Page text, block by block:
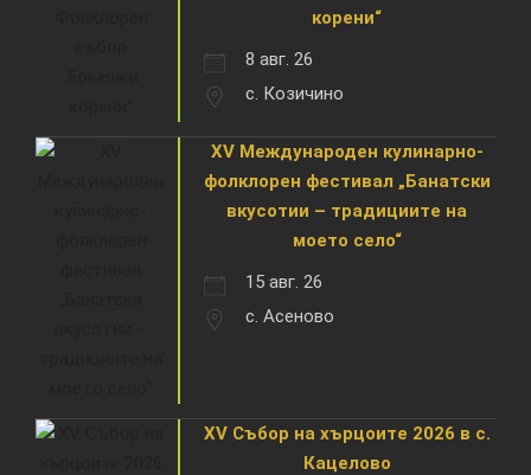
корени“
8 авг. 26
с. Козичино
XV Международен кулинарно-
фолклорен фестивал „Банатски
вкусотии – традициите на
моето село“
15 авг. 26
с. Асеново
XV Събор на хърцоите 2026 в с.
Кацелово